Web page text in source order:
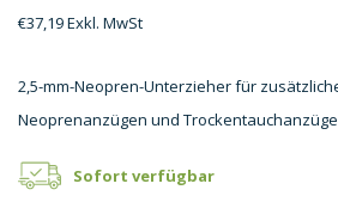
€37,19 Exkl. MwSt
2,5-mm-Neopren-Unterzieher für
Neoprenanzügen und
Sofort verfügbar